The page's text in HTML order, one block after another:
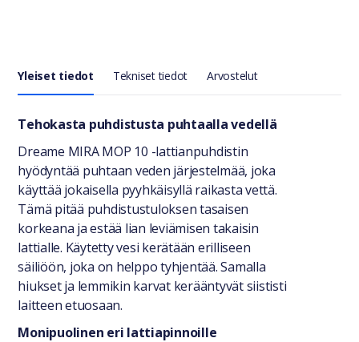
Yleiset tiedot Tekniset tiedot Arvostelut
Yleiset tiedot
Tehokasta puhdistusta puhtaalla vedellä
Dreame MIRA MOP 10 -lattianpuhdistin
hyödyntää puhtaan veden järjestelmää, joka
käyttää jokaisella pyyhkäisyllä raikasta vettä.
Tämä pitää puhdistustuloksen tasaisen
korkeana ja estää lian leviämisen takaisin
lattialle. Käytetty vesi kerätään erilliseen
säiliöön, joka on helppo tyhjentää. Samalla
hiukset ja lemmikin karvat kerääntyvät siististi
laitteen etuosaan.
Monipuolinen eri lattiapinnoille